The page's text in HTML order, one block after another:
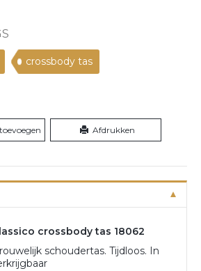
crossbody tas
Afdrukken
crossbody tas 18062
schoudertas. Tijdloos. In